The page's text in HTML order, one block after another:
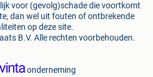
voor (gevolg)schade die voortkomt
dan wel uit fouten of ontbrekende
op deze site.
B.V. Alle rechten voorbehouden.
onderneming